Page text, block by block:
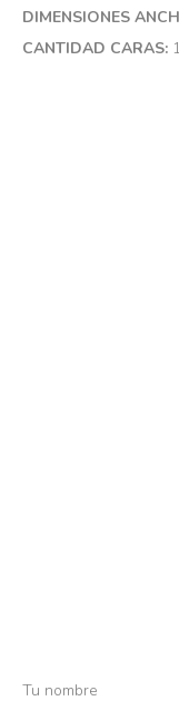
DIMENSIONES
CANTIDAD CARAS: 1
Tu nombre